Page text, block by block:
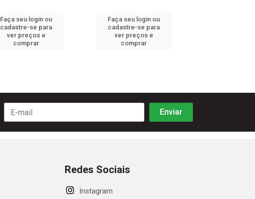
Faça seu login ou
cadastre-se para
ver preços e
comprar
Faça seu login ou
cadastre-se para
ver preços e
comprar
Redes Sociais
Instagram